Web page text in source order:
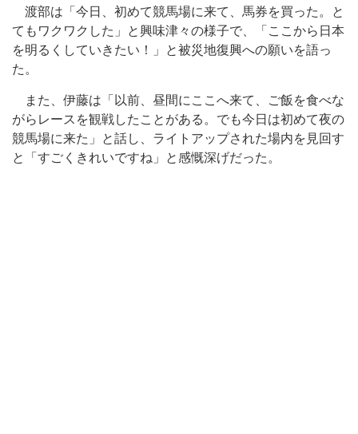
渡部は「今日、初めて競馬場に来て、馬券を買った。と
てもワクワクした」と興味津々の様子で、「ここから日本
を明るくしていきたい！」と被災地復興への願いを語っ
た。
また、伊藤は「以前、昼間にここへ来て、ご飯を食べな
がらレースを観戦したことがある。でも今日は初めて夜の
競馬場に来た」と話し、ライトアップされた場内を見回す
と「すごくきれいですね」と感慨深げだった。